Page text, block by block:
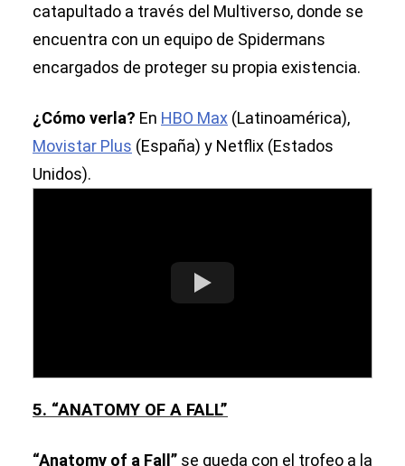
catapultado a través del Multiverso, donde se
encuentra con un equipo de Spidermans
encargados de proteger su propia existencia.
¿Cómo verla? En HBO Max (Latinoamérica),
Movistar Plus (España) y Netflix (Estados
Unidos).
5. “ANATOMY OF A FALL”
“Anatomy of a Fall” se queda con el trofeo a la